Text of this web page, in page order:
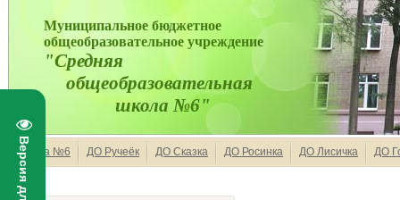
Муниципальное бюджетное
общеобразовательное учреждение
"Средняя
общеобразовательная
школа №6"
Школа №6 ДО Ручеёк ДО Сказка ДО Росинка ДО Лисичка ДО